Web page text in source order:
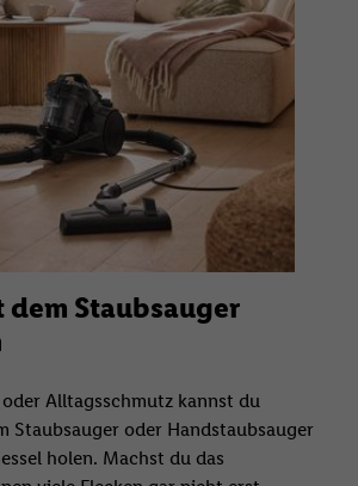
Staubsauger
Alltagsschmutz kannst du
Staubsauger oder Handstaubsauger
holen. Machst du das